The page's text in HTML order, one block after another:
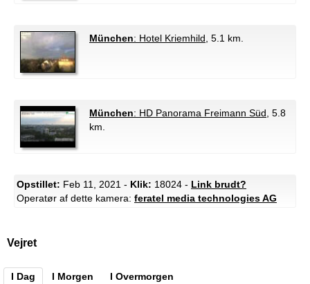
München: Hotel Kriemhild , 5.1 km.
München: HD Panorama Freimann Süd , 5.8
km.
Opstillet: Feb 11, 2021 - Klik: 18024 - Link brudt?
Operatør af dette kamera: feratel media technologies AG
Vejret
I Dag I Morgen I Overmorgen